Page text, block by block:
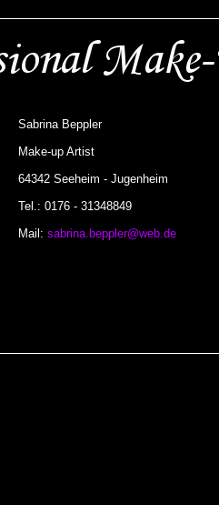
Sabrina Beppler
Make-up Artist
64342 Seeheim - Jugenheim
Tel.: 0176 - 31348849
Mail: sabrina.beppler@web.de